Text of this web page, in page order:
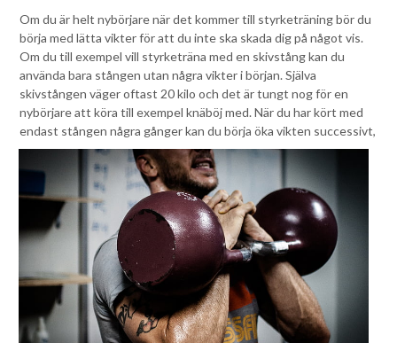
Om du är helt nybörjare när det kommer till styrketräning bör du
börja med lätta vikter för att du inte ska skada dig på något vis.
Om du till exempel vill styrketräna med en skivstång kan du
använda bara stången utan några vikter i början. Själva
skivstången väger oftast 20 kilo och det är tungt nog för en
nybörjare att köra till exempel knäböj med. När du har kört med
endast stången några gånger kan du börja öka vikten successivt,